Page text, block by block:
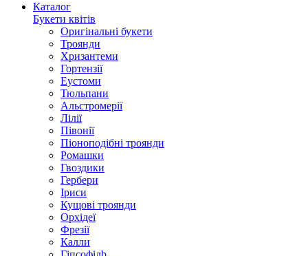
Каталог
Букети квітів
Оригінальні букети
Троянди
Хризантеми
Гортензії
Еустоми
Тюльпани
Альстромерії
Лілії
Півонії
Піоноподібні троянди
Ромашки
Гвоздики
Гербери
Іриси
Кущові троянди
Орхідеї
Фрезії
Калли